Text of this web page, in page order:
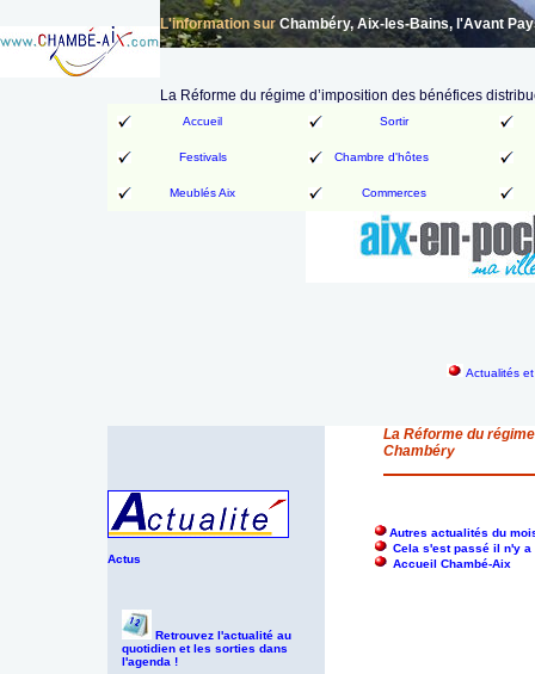
L'information surChambéry, Aix-les-Bains, l'Avant
La Réforme du régime d’imposition des bénéfices
Accueil Sortir
Festivals Chambre d'hôtes
Meublés Aix Commerces
Actualités
La Réforme du
Chambéry
Actus
Autres actualités du
Cela s'est passé il n'y
Accueil Chambé-Aix
Retrouvez l'actualité au
quotidien et les sorties dans
l'agenda !